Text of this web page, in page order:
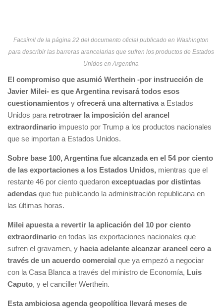
Facsímil de la página 22 del documento oficial publicado en Washington
para describir las barreras arancelarias que sufren los productos de Estados
Unidos en Argentina
El compromiso que asumió Werthein -por instrucción de
Javier Milei- es que Argentina revisará todos esos
cuestionamientos y ofrecerá una alternativa a Estados
Unidos para retrotraer la imposición del arancel
extraordinario impuesto por Trump a los productos nacionales
que se importan a Estados Unidos.
Sobre base 100, Argentina fue alcanzada en el 54 por ciento
de las exportaciones a los Estados Unidos, mientras que el
restante 46 por ciento quedaron exceptuadas por distintas
adendas que fue publicando la administración republicana en
las últimas horas.
Milei apuesta a revertir la aplicación del 10 por ciento
extraordinario en todas las exportaciones nacionales que
sufren el gravamen, y hacia adelante alcanzar arancel cero a
través de un acuerdo comercial que ya empezó a negociar
con la Casa Blanca a través del ministro de Economía, Luis
Caputo, y el canciller Werthein.
Esta ambiciosa agenda geopolítica llevará meses de